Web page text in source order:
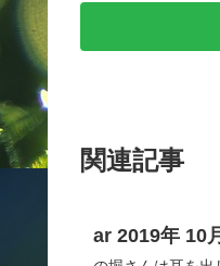
関連記事
ar 2019年 10